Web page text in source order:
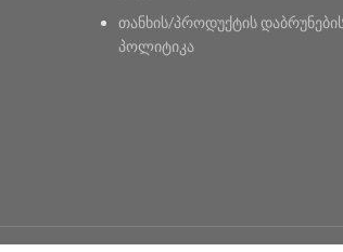
თანხის/პროდუქტის
პოლიტიკა